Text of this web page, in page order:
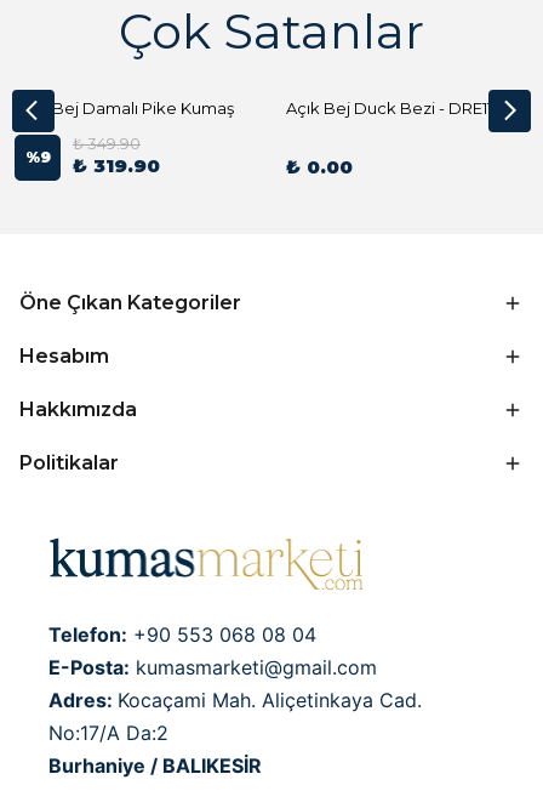
Çok Satanlar
Açık Bej Damalı Pike Kumaş
%9
₺ 349.90
₺ 319.90
Açık Bej Duck Bezi - DRE1144 Kumaş Peçete
₺ 0.00
Öne Çıkan Kategoriler
Hesabım
Hakkımızda
Politikalar
Telefon: +90 553 068 08 04
E-Posta: kumasmarketi@gmail.com
Adres: Kocaçami Mah. Aliçetinkaya Cad.
No:17/A Da:2
Burhaniye / BALIKESİR